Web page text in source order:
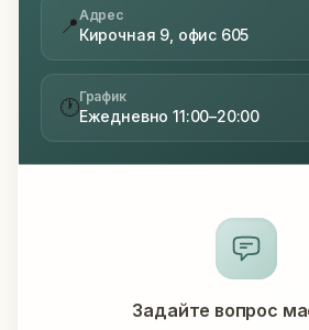
📍Адрес
Кирочная 9, офис 605
🕐График
Ежедневно 11:00–20:00
Задайте вопрос